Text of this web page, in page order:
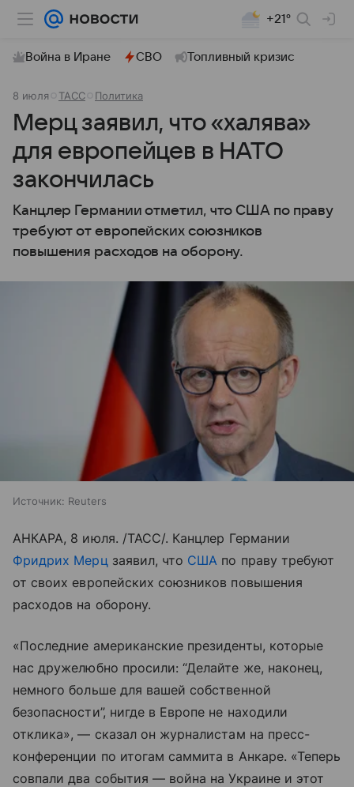
+21°
Война в Иране СВО Топливный кризис
8 июля ТАСС Политика
Мерц заявил, что «халява»
для европейцев в НАТО
закончилась
Канцлер Германии отметил, что США по праву
требуют от европейских союзников
повышения расходов на оборону.
Источник: Reuters
АНКАРА, 8 июля. /ТАСС/. Канцлер Германии
Фридрих Мерц заявил, что США по праву требуют
от своих европейских союзников повышения
расходов на оборону.
«Последние американские президенты, которые
нас дружелюбно просили: “Делайте же, наконец,
немного больше для вашей собственной
безопасности”, нигде в Европе не находили
отклика», — сказал он журналистам на пресс-
конференции по итогам саммита в Анкаре. «Теперь
совпали два события — война на Украине и этот